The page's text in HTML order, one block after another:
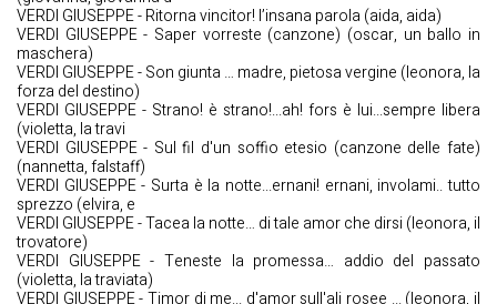
VERDI GIUSEPPE - Ritorna vincitor! l’insana parola (aida, aida)
VERDI GIUSEPPE - Saper vorreste (canzone) (oscar, un ballo in
maschera)
VERDI GIUSEPPE - Son giunta … madre, pietosa vergine (leonora, la
forza del destino)
VERDI GIUSEPPE - Strano! è strano!...ah! fors è lui...sempre libera
(violetta, la travi
VERDI GIUSEPPE - Sul fil d'un soffio etesio (canzone delle fate)
(nannetta, falstaff)
VERDI GIUSEPPE - Surta è la notte...ernani! ernani, involami.. tutto
sprezzo (elvira, e
VERDI GIUSEPPE - Tacea la notte… di tale amor che dirsi (leonora, il
trovatore)
VERDI GIUSEPPE - Teneste la promessa… addio del passato
(violetta, la traviata)
VERDI GIUSEPPE - Timor di me... d'amor sull'ali rosee ... (leonora, il